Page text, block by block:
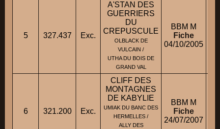
5 327.437 Exc.
A'STAN DES
GUERRIERS
DU
CREPUSCULE
OLBLACK DE
VULCAIN /
UTHA DU BOIS DE
GRAND VAL
BBM M
Fiche
04/10/2005
6 321.200 Exc.
CLIFF DES
MONTAGNES
DE KABYLIE
UMIAK DU BANC DES
HERMELLES /
ALLY DES
BBM M
Fiche
24/07/2007